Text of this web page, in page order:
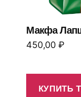
Макфа
450,00 ₽
КУПИТЬ